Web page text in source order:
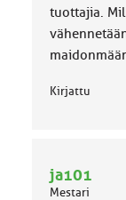
tuottajia.
Kirjattu
ja101
Mestari